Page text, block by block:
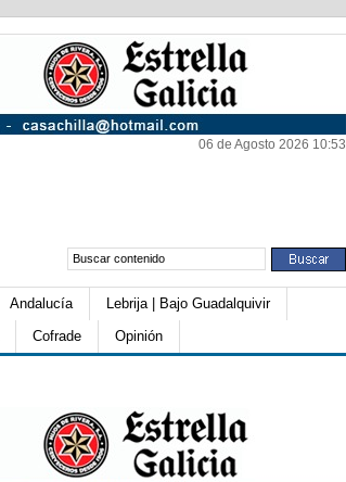
06 de Agosto 2026 10:53
Andalucía
Lebrija | Bajo Guadalquivir
Cofrade Opinión